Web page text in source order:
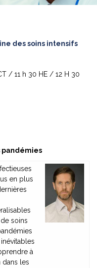
des soins intensifs
/ 11 h 30 HE / 12 H 30
pandémies
en plus
soins
à
les